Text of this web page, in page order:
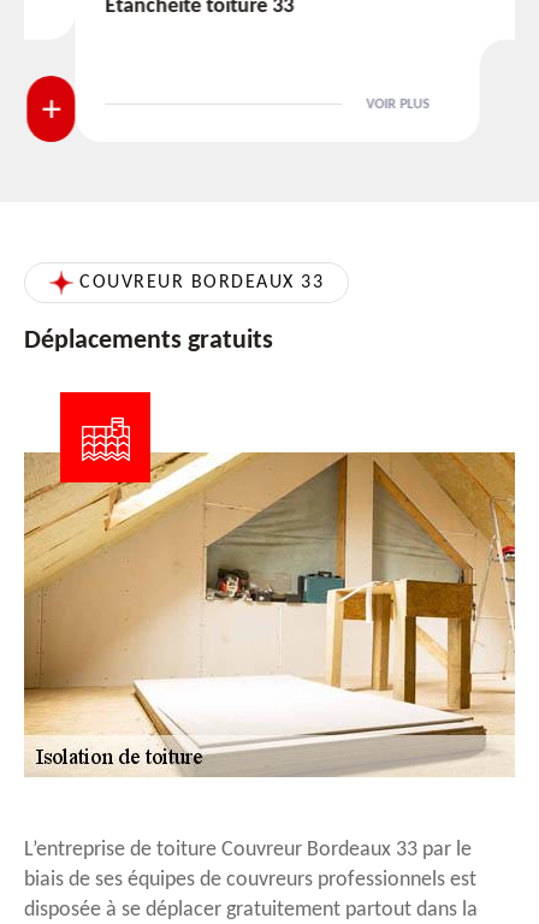
Etanchéité toiture 33
VOIR PLUS
COUVREUR BORDEAUX 33
Déplacements gratuits
L’entreprise de toiture Couvreur Bordeaux 33 par le
biais de ses équipes de couvreurs professionnels est
disposée à se déplacer gratuitement partout dans la